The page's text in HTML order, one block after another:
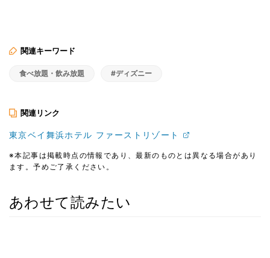
関連キーワード
食べ放題・飲み放題 #ディズニー
関連リンク
東京ベイ舞浜ホテル ファーストリゾート
※本記事は掲載時点の情報であり、最新のものとは異なる場合があり
ます。予めご了承ください。
あわせて読みたい